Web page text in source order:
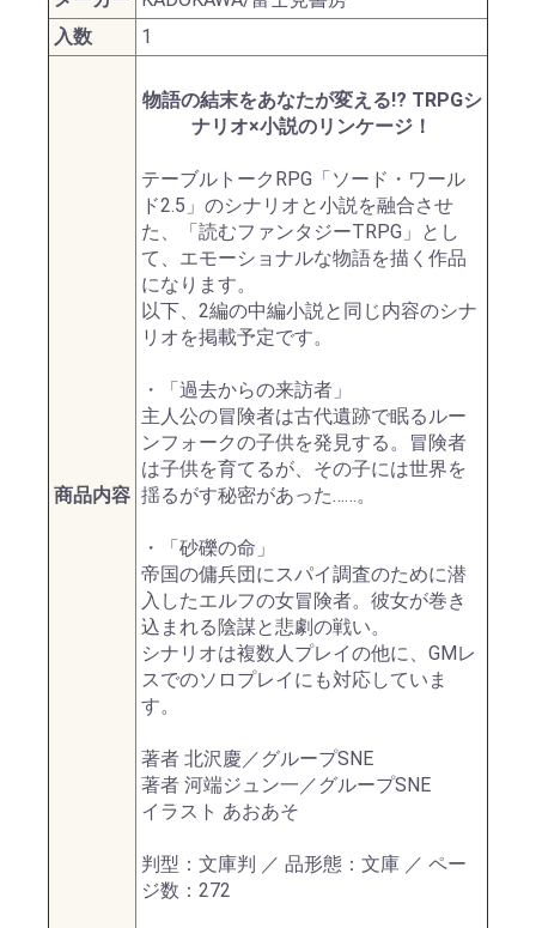
入数
1
商品内容
物語の結末をあなたが変える!? TRPGシ
ナリオ×小説のリンケージ！
テーブルトークRPG「ソード・ワール
ド2.5」のシナリオと小説を融合させ
た、「読むファンタジーTRPG」とし
て、エモーショナルな物語を描く作品
になります。
以下、2編の中編小説と同じ内容のシナ
リオを掲載予定です。
・「過去からの来訪者」
主人公の冒険者は古代遺跡で眠るルー
ンフォークの子供を発見する。冒険者
は子供を育てるが、その子には世界を
揺るがす秘密があった……。
・「砂礫の命」
帝国の傭兵団にスパイ調査のために潜
入したエルフの女冒険者。彼女が巻き
込まれる陰謀と悲劇の戦い。
シナリオは複数人プレイの他に、GMレ
スでのソロプレイにも対応していま
す。
著者 北沢慶／グループSNE
著者 河端ジュン一／グループSNE
イラスト あおあそ
判型：文庫判 ／ 品形態：文庫 ／ ペー
ジ数：272